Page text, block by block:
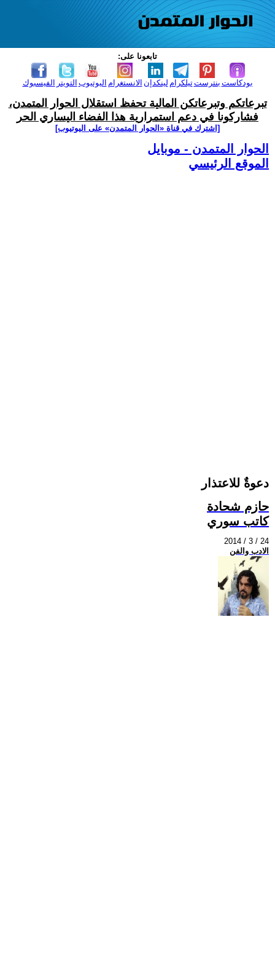
تابعونا على:
الفيسبوك التويتر اليوتيوب الانستغرام لينكدإن تيلكرامبنترست بودكاست
تبرعاتكم وتبرعاتكن المالية تحفظ استقلال الحوار المتمدن،
فشاركونا في دعم استمرارية هذا الفضاء اليساري الحر
[اشترك في قناة ‫«الحوار المتمدن» على اليوتيوب]
الحوار المتمدن - موبايل
الموقع الرئيسي
دعوةٌ للاعتذار
حازم شحادة
كاتب سوري
2014 / 3 / 24
الادب والفن